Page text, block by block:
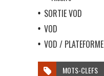
SORTIE VOD
VOD
VOD / PLATEFORME
MOTS-CLEFS